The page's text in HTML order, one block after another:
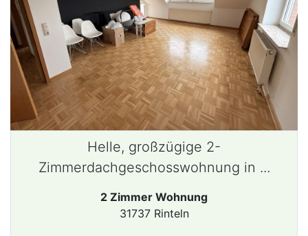
Helle, großzügige 2-
Zimmerdachgeschosswohnung in ...
2 Zimmer Wohnung
31737 Rinteln